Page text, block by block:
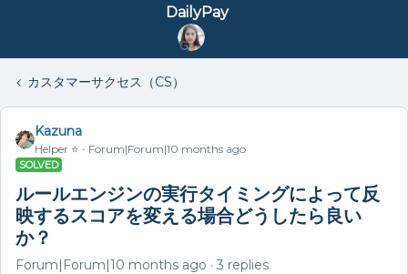
DailyPay
カスタマーサクセス（CS）
Kazuna
Helper ⭐️ Forum|Forum|10 months ago
SOLVED
ルールエンジンの実行タイミングによって反
映するスコアを変える場合どうしたら良い
か？
Forum|Forum|10 months ago 3 replies